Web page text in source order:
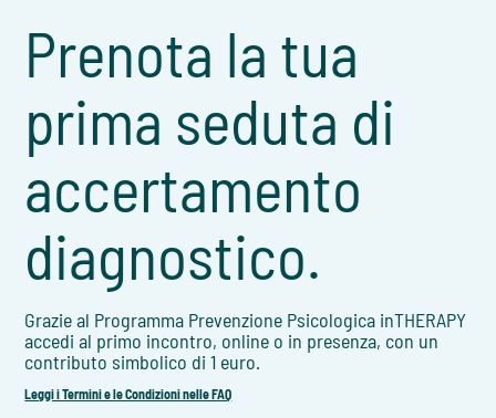
Prenota la tua
prima seduta di
accertamento
diagnostico.
Grazie al Programma Prevenzione Psicologica inTHERAPY
accedi al primo incontro, online o in presenza, con un
contributo simbolico di 1 euro.
Leggi i Termini e le Condizioni nelle FAQ